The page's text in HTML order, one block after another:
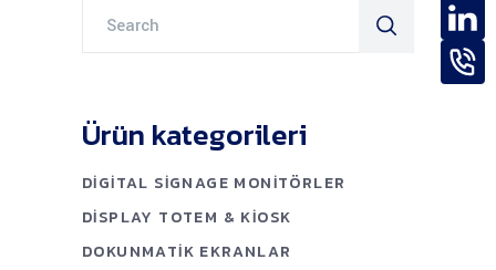
for:
Ürün kategorileri
DIGITAL SIGNAGE MONITÖRLER
DISPLAY TOTEM & KIOSK
DOKUNMATIK EKRANLAR